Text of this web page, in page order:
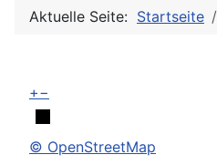
Aktuelle Seite: Startseite
+−
© OpenStreetMap